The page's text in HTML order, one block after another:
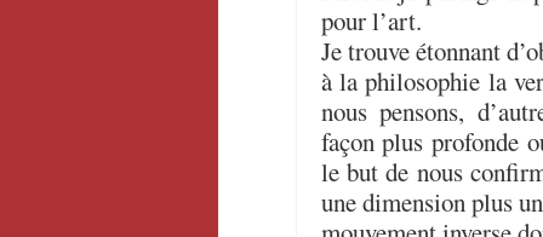
pour l’art.
Je trouve étonnant
à la philosophie la
nous pensons,
façon plus profonde
le but de nous
une dimension plus